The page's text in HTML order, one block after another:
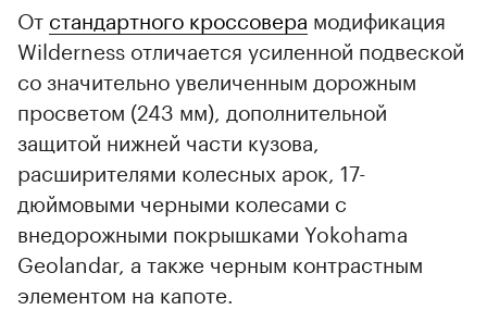
От стандартного кроссовера модификация
Wilderness отличается усиленной подвеской
со значительно увеличенным дорожным
просветом (243 мм), дополнительной
защитой нижней части кузова,
расширителями колесных арок, 17-
дюймовыми черными колесами с
внедорожными покрышками Yokohama
Geolandar, а также черным контрастным
элементом на капоте.